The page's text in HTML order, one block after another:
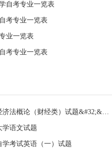
自考专业一览表
考专业一览表
业一览表
考专业一览表
全国2024年4月自学考试经济法概论（财经类）试题&#32;&#32;
学语文试题
学考试英语（一）试题